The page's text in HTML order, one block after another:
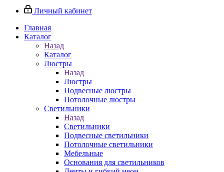
Личный кабинет
Главная
Каталог
Назад
Каталог
Люстры
Назад
Люстры
Подвесные люстры
Потолочные люстры
Светильники
Назад
Светильники
Подвесные светильники
Потолочные светильники
Мебельные
Основания для светильников